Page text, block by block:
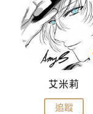
艾米莉
追蹤